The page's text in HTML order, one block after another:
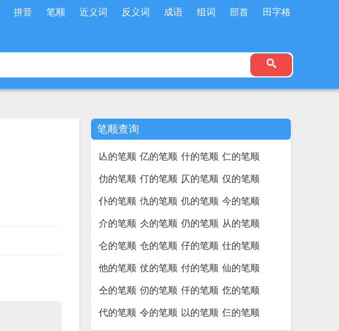
拼音 笔顺 近义词 反义词 成语 组词 部首 田字格
笔顺查询
亾的笔顺 亿的笔顺 什的笔顺 仁的笔顺
仂的笔顺 仃的笔顺 仄的笔顺 仅的笔顺
仆的笔顺 仇的笔顺 仉的笔顺 今的笔顺
介的笔顺 仌的笔顺 仍的笔顺 从的笔顺
仑的笔顺 仓的笔顺 仔的笔顺 仕的笔顺
他的笔顺 仗的笔顺 付的笔顺 仙的笔顺
仝的笔顺 仞的笔顺 仟的笔顺 仡的笔顺
代的笔顺 令的笔顺 以的笔顺 仨的笔顺